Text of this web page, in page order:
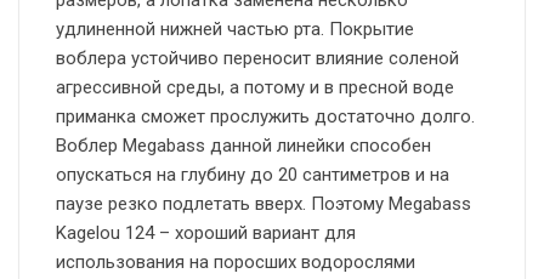
удлиненной нижней частью рта. Покрытие
воблера устойчиво переносит влияние соленой
агрессивной среды, а потому и в пресной воде
приманка сможет прослужить достаточно долго.
Воблер Megabass данной линейки способен
опускаться на глубину до 20 сантиметров и на
паузе резко подлетать вверх. Поэтому Megabass
Kagelou 124 – хороший вариант для
использования на поросших водорослями